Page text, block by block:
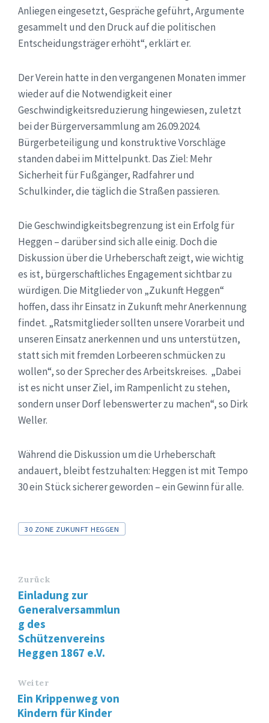
Anliegen eingesetzt, Gespräche geführt, Argumente
gesammelt und den Druck auf die politischen
Entscheidungsträger erhöht“, erklärt er.
Der Verein hatte in den vergangenen Monaten immer
wieder auf die Notwendigkeit einer
Geschwindigkeitsreduzierung hingewiesen, zuletzt
bei der Bürgerversammlung am 26.09.2024.
Bürgerbeteiligung und konstruktive Vorschläge
standen dabei im Mittelpunkt. Das Ziel: Mehr
Sicherheit für Fußgänger, Radfahrer und
Schulkinder, die täglich die Straßen passieren.
Die Geschwindigkeitsbegrenzung ist ein Erfolg für
Heggen – darüber sind sich alle einig. Doch die
Diskussion über die Urheberschaft zeigt, wie wichtig
es ist, bürgerschaftliches Engagement sichtbar zu
würdigen. Die Mitglieder von „Zukunft Heggen“
hoffen, dass ihr Einsatz in Zukunft mehr Anerkennung
findet. „Ratsmitglieder sollten unsere Vorarbeit und
unseren Einsatz anerkennen und uns unterstützen,
statt sich mit fremden Lorbeeren schmücken zu
wollen“, so der Sprecher des Arbeitskreises. „Dabei
ist es nicht unser Ziel, im Rampenlicht zu stehen,
sondern unser Dorf lebenswerter zu machen“, so Dirk
Weller.
Während die Diskussion um die Urheberschaft
andauert, bleibt festzuhalten: Heggen ist mit Tempo
30 ein Stück sicherer geworden – ein Gewinn für alle.
Tags
30 ZONE ZUKUNFT HEGGEN
Zurück
Einladung zur
Generalversammlun
g des
Schützenvereins
Heggen 1867 e.V.
Weiter
Ein Krippenweg von
Kindern für Kinder